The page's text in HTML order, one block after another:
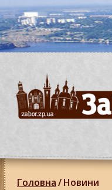
Головна/Новини